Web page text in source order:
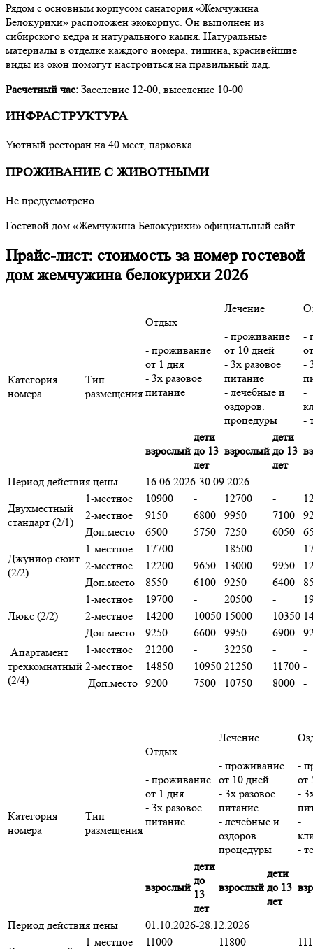
Рядом с основным корпусом санатория «Жемчужина
Белокурихи» расположен экокорпус. Он выполнен из
сибирского кедра и натурального камня. Натуральные
материалы в отделке каждого номера, тишина, красивейшие
виды из окон помогут настроиться на правильный лад.
Расчетный час: Заселение 12-00, выселение 10-00
ИНФРАСТРУКТУРА
Уютный ресторан на 40 мест, парковка
ПРОЖИВАНИЕ С ЖИВОТНЫМИ
Не предусмотрено
Гостевой дом «Жемчужина Белокурихи» официальный сайт
Прайс-лист: стоимость за номер гостевой
дом жемчужина белокурихи 2026
Категория
номера
Тип
размещения
Отдых
- проживание
от 1 дня
- 3х разовое
питание
Лечение
- проживание
от 10 дней
- 3х разовое
питание
- лечебные и
оздоров.
процедуры
-
-
-
-
взрослый
дети
до 13
лет
взрослый
дети
до 13
лет
Период действия цены
16.06.2026-30.09.2026
Двухместный
стандарт (2/1)
1-местное 10900 - 12700 -
2-местное
9150 6800 9950 7100
Доп.место
6500 5750 7250 6050
Джуниор сюит
(2/2)
1-местное 17700 - 18500 -
2-местное
12200 9650 13000 9950
Доп.место
8550 6100 9250 6400
Люкс (2/2)
1-местное 19700 - 20500 -
2-местное
14200 10050 15000 10350
Доп.место
9250 6600 9950 6900
Апартамент
трехкомнатный
(2/4)
1-местное 21200 - 32250 -
-
2-местное
14850 10950 21250 11700 -
Доп.место 9200 7500 10750 8000 -
Категория
номера
Тип
размещения
Отдых
- проживание
от 1 дня
- 3х разовое
питание
Лечение
- проживание
от 10 дней
- 3х разовое
питание
- лечебные и
оздоров.
процедуры
-
от
-
-
-
взрослый
дети
до
13
лет
взрослый
дети
до 13
лет
Период действия цены
01.10.2026-28.12.2026
1-местное 11000 - 11800 -